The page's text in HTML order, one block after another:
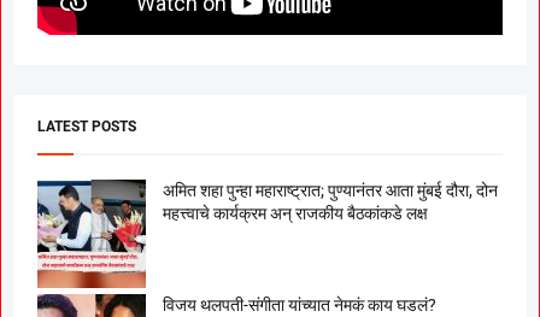
LATEST POSTS
अमित शहा पुन्हा महाराष्ट्रात; पुण्यानंतर आता मुंबई दौरा, दोन
महत्त्वाचे कार्यक्रम अन् राजकीय बैठकांकडे लक्ष
विजय थलपती-संगीता यांच्यात नेमकं काय घडलं?